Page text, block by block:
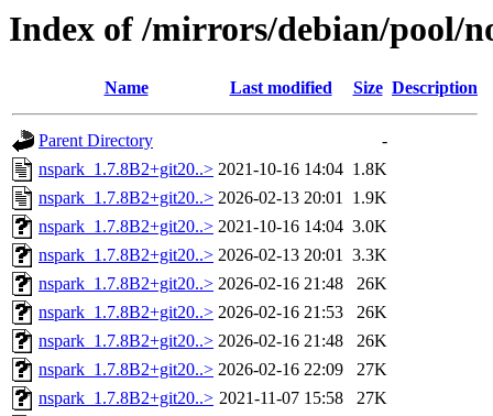
Index of /mirrors/debian/pool/
Name Last modified Size Description
Parent Directory
-
nspark_1.7.8B2+git20..> 2021-10-16 14:04 1.8K
nspark_1.7.8B2+git20..> 2026-02-13 20:01 1.9K
nspark_1.7.8B2+git20..> 2021-10-16 14:04 3.0K
nspark_1.7.8B2+git20..> 2026-02-13 20:01 3.3K
nspark_1.7.8B2+git20..> 2026-02-16 21:48
26K
nspark_1.7.8B2+git20..> 2026-02-16 21:53
26K
nspark_1.7.8B2+git20..> 2026-02-16 21:48
26K
nspark_1.7.8B2+git20..> 2026-02-16 22:09
27K
nspark_1.7.8B2+git20..> 2021-11-07 15:58
27K